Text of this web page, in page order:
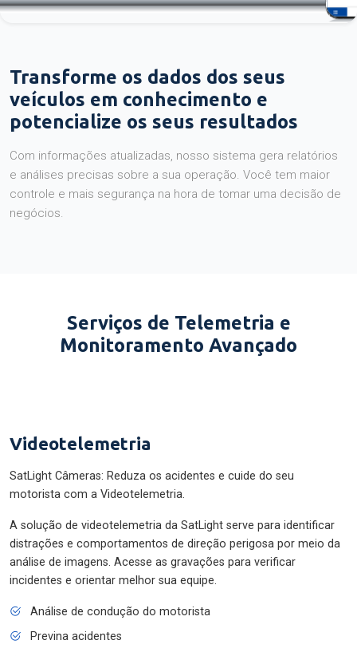
Transforme os dados dos seus
veículos em conhecimento e
potencialize os seus resultados
Com informações atualizadas, nosso sistema gera relatórios
e análises precisas sobre a sua operação. Você tem maior
controle e mais segurança na hora de tomar uma decisão de
negócios.
Serviços de Telemetria e
Monitoramento Avançado
Videotelemetria
SatLight Câmeras: Reduza os acidentes e cuide do seu
motorista com a Videotelemetria.
A solução de videotelemetria da SatLight serve para identificar
distrações e comportamentos de direção perigosa por meio da
análise de imagens. Acesse as gravações para verificar
incidentes e orientar melhor sua equipe.
Análise de condução do motorista
Previna acidentes